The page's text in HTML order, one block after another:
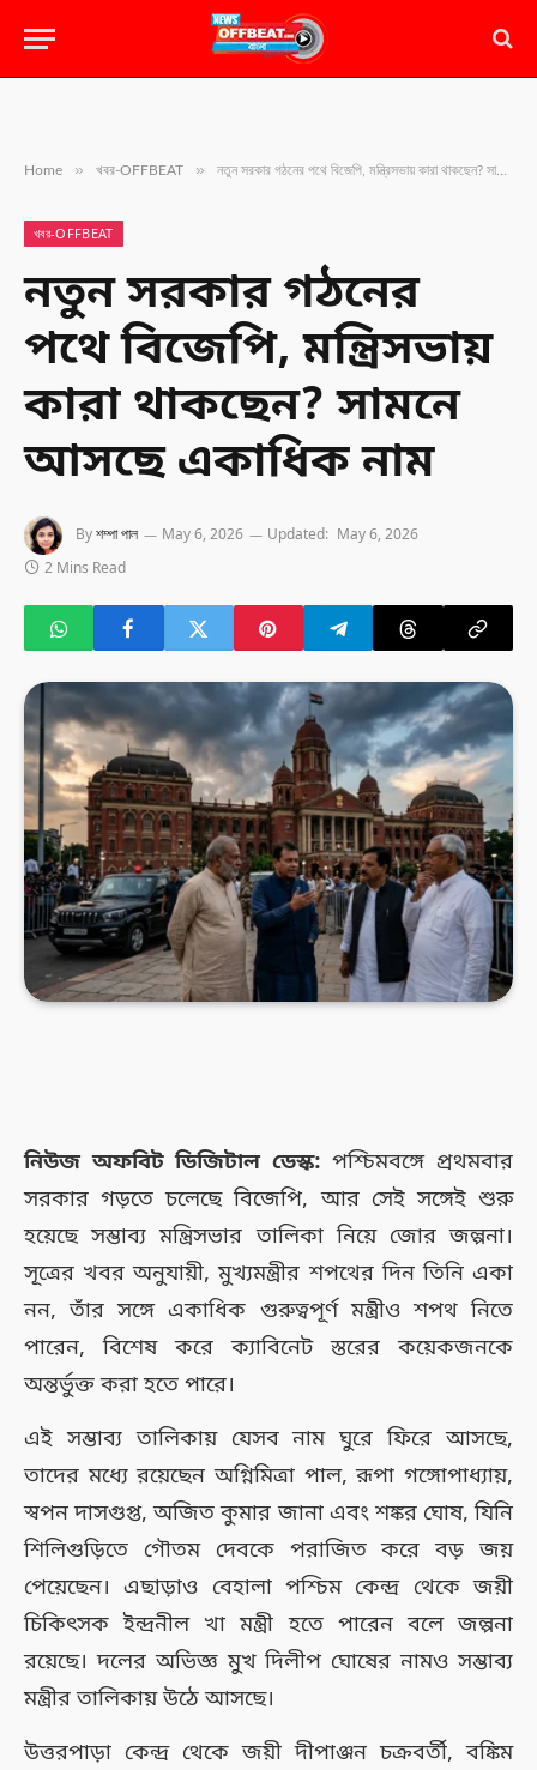
Home » খবর-OFFBEAT » নতুন সরকার গঠনের পথে বিজেপি, মন্ত্রিসভায় কারা থাকছেন? সামনে আসছে একাধিক নাম
খবর-OFFBEAT
নতুন সরকার গঠনের
পথে বিজেপি, মন্ত্রিসভায়
কারা থাকছেন? সামনে
আসছে একাধিক নাম
Byশম্পা পাল May 6, 2026 Updated: May 6, 2026
2 Mins Read
নিউজ অফবিট ডিজিটাল ডেস্ক: পশ্চিমবঙ্গে প্রথমবার
সরকার গড়তে চলেছে বিজেপি, আর সেই সঙ্গেই শুরু
হয়েছে সম্ভাব্য মন্ত্রিসভার তালিকা নিয়ে জোর জল্পনা।
সূত্রের খবর অনুযায়ী, মুখ্যমন্ত্রীর শপথের দিন তিনি একা
নন, তাঁর সঙ্গে একাধিক গুরুত্বপূর্ণ মন্ত্রীও শপথ নিতে
পারেন, বিশেষ করে ক্যাবিনেট স্তরের কয়েকজনকে
অন্তর্ভুক্ত করা হতে পারে।
এই সম্ভাব্য তালিকায় যেসব নাম ঘুরে ফিরে আসছে,
তাদের মধ্যে রয়েছেন অগ্নিমিত্রা পাল, রূপা গঙ্গোপাধ্যায়,
স্বপন দাসগুপ্ত, অজিত কুমার জানা এবং শঙ্কর ঘোষ, যিনি
শিলিগুড়িতে গৌতম দেবকে পরাজিত করে বড় জয়
পেয়েছেন। এছাড়াও বেহালা পশ্চিম কেন্দ্র থেকে জয়ী
চিকিৎসক ইন্দ্রনীল খা মন্ত্রী হতে পারেন বলে জল্পনা
রয়েছে। দলের অভিজ্ঞ মুখ দিলীপ ঘোষের নামও সম্ভাব্য
মন্ত্রীর তালিকায় উঠে আসছে।
উত্তরপাড়া কেন্দ্র থেকে জয়ী দীপাঞ্জন চক্রবর্তী, বঙ্কিম